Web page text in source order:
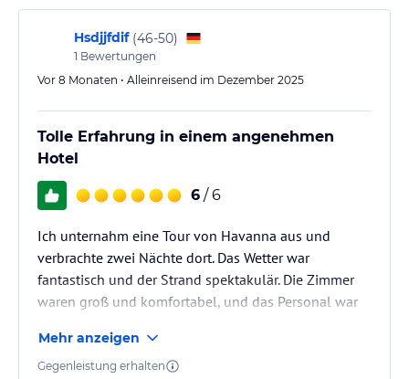
Hsdjjfdif (46-50)
1 Bewertungen
Vor 8 Monaten • Alleinreisend im Dezember 2025
Tolle Erfahrung in einem angenehmen
Hotel
6 / 6
Ich unternahm eine Tour von Havanna aus und
verbrachte zwei Nächte dort. Das Wetter war
fantastisch und der Strand spektakulär. Die Zimmer
waren groß und komfortabel, und das Personal war
Hummeressen zu, was eine sehr nette Geste war. Die
Stadtrundfahrt durch Trinidad beinhaltete außerdem
Mehr anzeigen
Gegenleistung erhalten